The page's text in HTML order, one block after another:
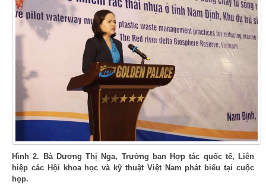
Hình 2. Bà Dương Thị Nga, Trưởng ban Hợp tác quốc tế, Liên
hiệp các Hội khoa học và kỹ thuật Việt Nam phát biểu tại cuộc
họp.